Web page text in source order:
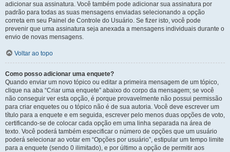
adicionar sua assinatura. Você também pode adicionar sua assinatura por
padrão para todas as suas mensagens enviadas selecionando a opção
correta em seu Painel de Controle do Usuário. Se fizer isto, você pode
prevenir que uma assinatura seja anexada a mensagens individuais durante o
envio de novas mensagens.
Voltar ao topo
Como posso adicionar uma enquete?
Quando enviar um novo tópico ou editar a primeira mensagem de um tópico,
clique na aba “Criar uma enquete” abaixo do corpo da mensagem; se você
não conseguir ver esta opção, é porque provavelmente não possui permissão
para criar enquetes ou o tópico não é de sua autoria. Você deve escrever um
título para a enquete e em seguida, escrever pelo menos duas opções de voto,
certificando-se de colocar cada opção em uma linha separada na área de
texto. Você poderá também especificar o número de opções que um usuário
poderá selecionar ao votar em “Opções por usuário”, estipular um tempo limite
para a enquete (sendo 0 ilimitado), e por último a opção de permitir aos